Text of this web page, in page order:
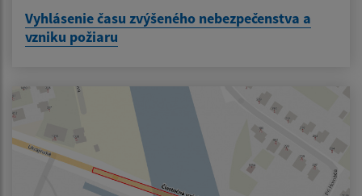
Vyhlásenie času zvýšeného nebezpečenstva a
vzniku požiaru